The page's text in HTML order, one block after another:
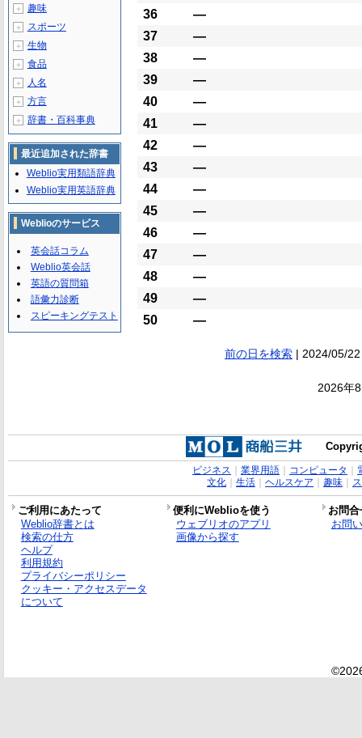
36
―
37
―
38
―
39
―
40
―
41
―
42
―
43
―
44
―
45
―
46
―
47
―
48
―
49
―
50
―
前の日を検索| 2024/05/
2026年
＋ 趣味
＋ スポーツ
＋ 生物
＋ 食品
＋ 人名
＋ 方言
＋ 辞書・百科事典
最近追加された辞書
Weblio実用類語辞典
Weblio実用英語辞典
Weblioのサービス
英会話コラム
Weblio英会話
英語の質問箱
語彙力診断
スピーキングテスト
ビジネス 業界用語｜ コンピュータ
文化｜ 生活｜ ヘルスケア 趣味｜
ご利用にあたって 便利にWeblioを使う
お問
Weblio辞書とは
検索の仕方
ヘルプ
利用規約
プライバシーポリシー
クッキー・アクセスデータ
について
ウェブリオのアプリ
画像から探す
お問